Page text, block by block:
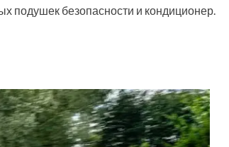
подушек безопасности и кондиционер.